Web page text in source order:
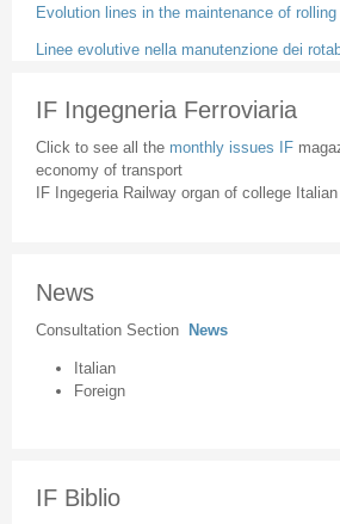
Evolution lines in the maintenance of
Linee evolutive nella manutenzione dei
IF Ingegneria Ferroviaria
Click to see all the monthly issues IF
economy of transport
IF Ingegeria Railway organ of college
News
Consultation Section News
Italian
Foreign
IF Biblio